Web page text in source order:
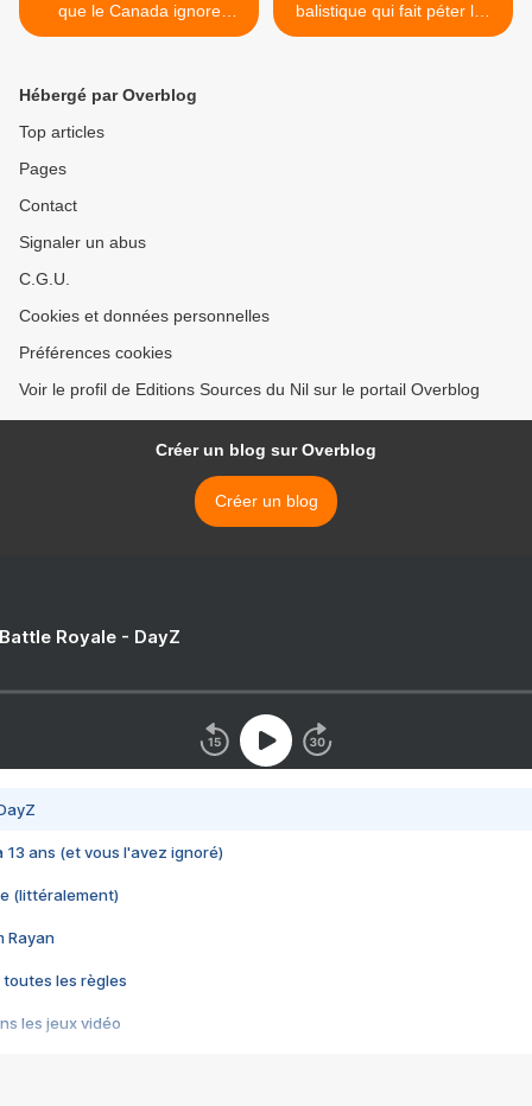
que le Canada ignore
sciemment
balistique qui fait péter les
plombs >
Hébergé par Overblog
Top articles
Pages
Contact
Signaler un abus
C.G.U.
Cookies et données personnelles
Préférences cookies
Voir le profil de Editions Sources du Nil sur le portail Overblog
Créer un blog sur Overblog
Créer un blog
Royale - DayZ
13 ans (et vous l'avez ignoré)
(littéralement)
Rayan
toutes les règles
les jeux vidéo